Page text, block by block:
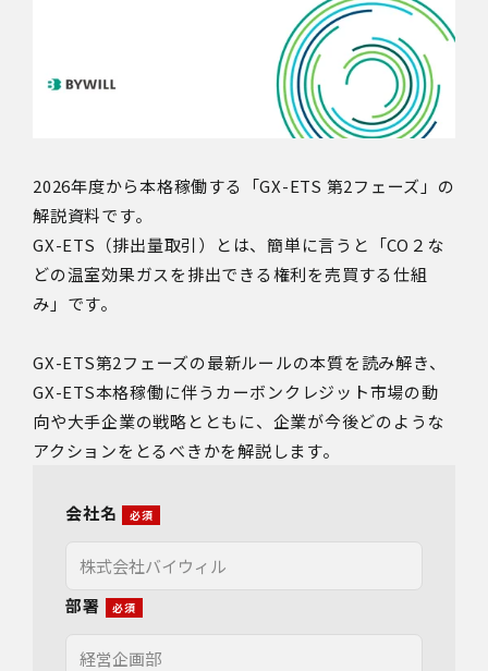
2026年度から本格稼働する「GX-ETS 第2フェーズ」の
解説資料です。
GX-ETS（排出量取引）とは、簡単に言うと「CO２な
どの温室効果ガスを排出できる権利を売買する仕組
み」です。
GX-ETS第2フェーズの最新ルールの本質を読み解き、
GX-ETS本格稼働に伴うカーボンクレジット市場の動
向や大手企業の戦略とともに、企業が今後どのような
アクションをとるべきかを解説します。
会社名
部署